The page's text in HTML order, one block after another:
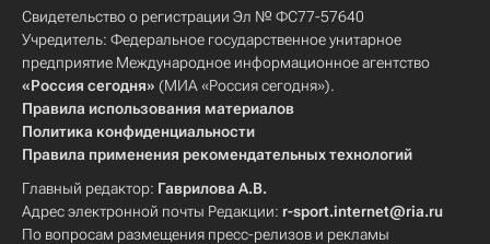
Свидетельство о регистрации Эл № ФС77-57640
Учредитель: Федеральное государственное унитарное
предприятие Международное информационное агентство
«Россия сегодня» (МИА «Россия сегодня»).
Правила использования материалов
Политика конфиденциальности
Правила применения рекомендательных технологий
Главный редактор: Гаврилова А.В.
Адрес электронной почты Редакции: r-sport.internet@ria.ru
По вопросам размещения пресс-релизов и рекламы